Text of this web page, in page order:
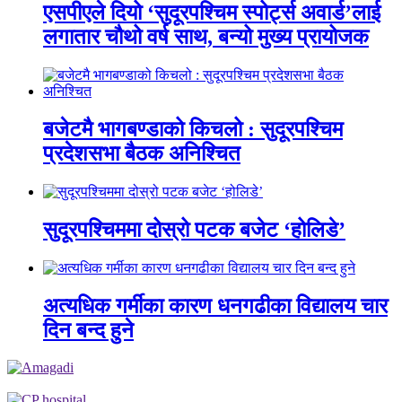
एसपीएले दियो ‘सुदूरपश्चिम स्पोर्ट्स अवार्ड’लाई
लगातार चौथो वर्ष साथ, बन्यो मुख्य प्रायोजक
बजेटमै भागबण्डाको किचलो : सुदूरपश्चिम
प्रदेशसभा बैठक अनिश्चित
सुदूरपश्चिममा दोस्रो पटक बजेट ‘होलिडे’
अत्यधिक गर्मीका कारण धनगढीका विद्यालय चार
दिन बन्द हुने